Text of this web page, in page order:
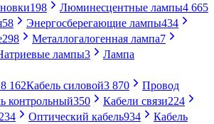
198 Люминесцентные лампы4 665
58 Энергосберегающие лампы434
298 Металлогалогенная лампа7
лампы3
Лампа
8 162Кабель силовой3 870
Провод
контрольный350 Кабели связи224
234 Оптический кабель934
Кабель